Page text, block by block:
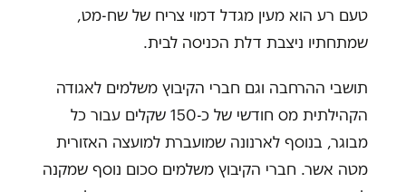
טעם רע הוא מעין מגדל דמוי צריח של שח-מט,
שמתחתיו ניצבת דלת הכניסה לבית.
תושבי ההרחבה וגם חברי הקיבוץ משלמים לאגודה
הקהילתית מס חודשי של כ-150 שקלים עבור כל
מבוגר, בנוסף לארנונה שמועברת למועצה האזורית
מטה אשר. חברי הקיבוץ משלמים סכום נוסף שמקנה